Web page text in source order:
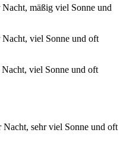
mäßig viel Sonne und
Nacht, viel Sonne und oft
viel Sonne und oft
Nacht, sehr viel Sonne und oft